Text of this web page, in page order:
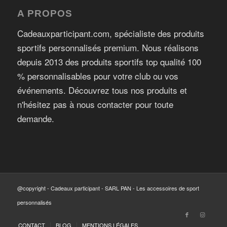
A PROPOS
Cadeauxparticipant.com, spécialiste des produits
sportifs personnalisés premium. Nous réalisons
depuis 2013 des produits sportifs top qualité 100
% personnalisables pour votre club ou vos
événements. Découvrez tous nos produits et
n'hésitez pas à nous contacter pour toute
demande.
@copyright - Cadeaux participant - SARL PAN - Les accessoires de sport
personnalisés
CONTACT BLOG MENTIONS LÉGALES